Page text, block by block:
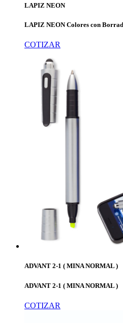
LAPIZ NEON
LAPIZ NEON Colores con
COTIZAR
ADVANT 2-1 ( MINA NORMAL )
ADVANT 2-1 ( MINA NORMAL )
COTIZAR